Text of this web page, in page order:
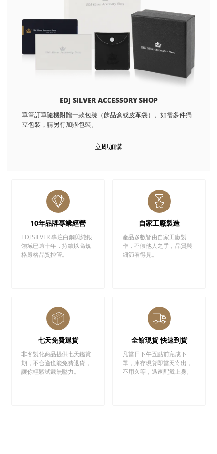
EDJ SILVER ACCESSORY SHOP
單筆訂單隨機附贈一款包裝（飾品盒或皮革袋）。如需多件獨
立包裝，請另行加購包裝。
立即加購
10年品牌專業經營
EDJ SILVER 專注白鋼與純銀
領域已逾十年，持續以高規
格嚴格品質控管。
自家工廠製造
產品多數皆由自家工廠製
作，不假他人之手，品質與
細節看得見。
七天免費退貨
非客製化商品提供七天鑑賞
期，不合適也能免費退貨，
讓你輕鬆試戴無壓力。
全館現貨 快速到貨
凡當日下午五點前完成下
單，庫存現貨即當天寄出，
不用久等，迅速配戴上身。